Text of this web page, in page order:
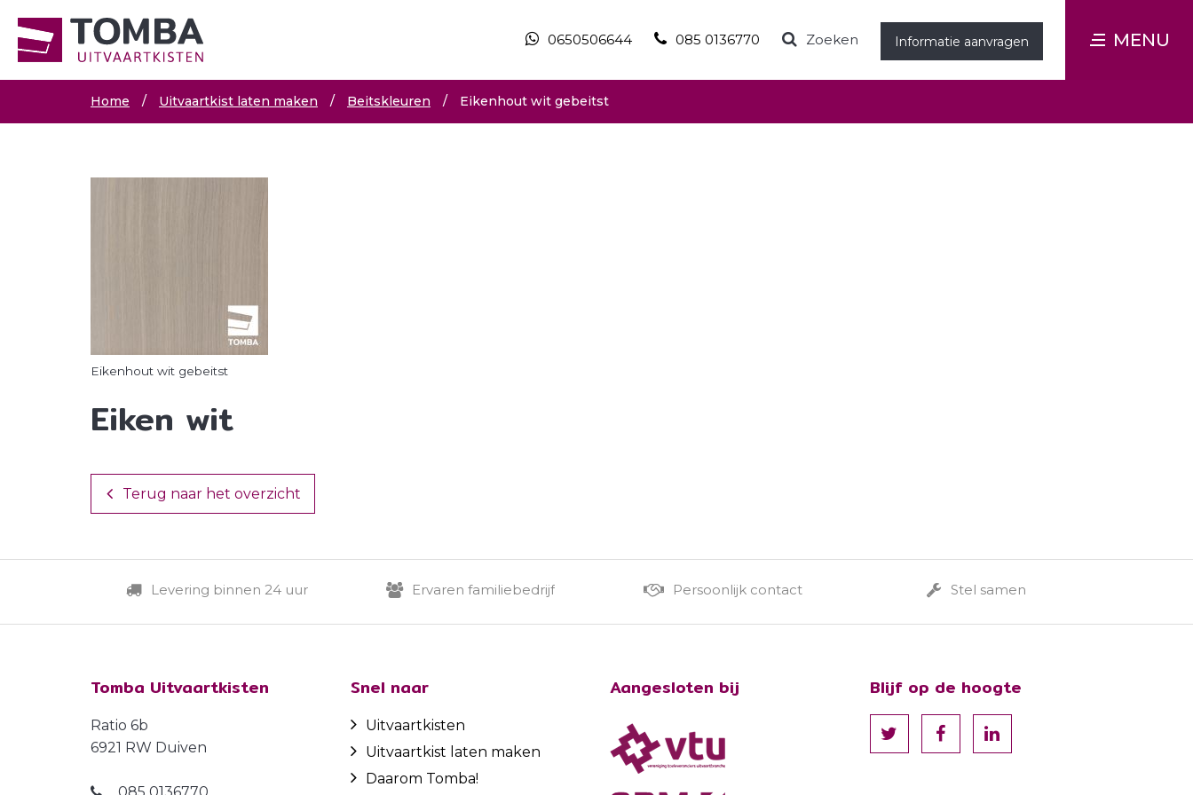
MENU
Informatie aanvragen
Zoeken
085 0136770
0650506644
Home / Uitvaartkist laten maken / Beitskleuren / Eikenhout wit gebeitst
Eikenhout wit gebeitst
Eiken wit
Terug naar het overzicht
Levering binnen 24 uur Ervaren familiebedrijf Persoonlijk contact Stel samen
Tomba Uitvaartkisten
Ratio 6b
6921 RW Duiven
Snel naar
Uitvaartkisten
Uitvaartkist laten maken
Daarom Tomba!
Aangesloten bij Blijf op de hoogte